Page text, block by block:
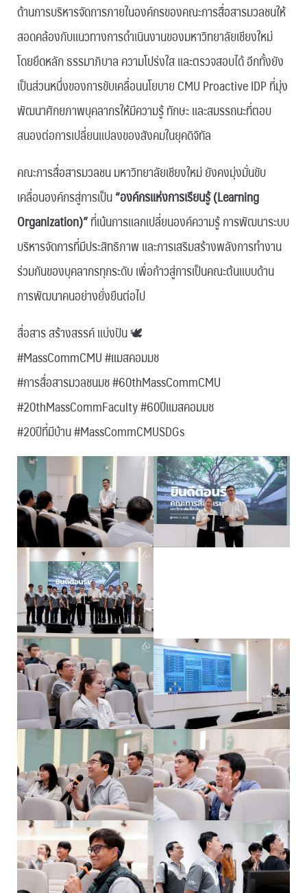
ด้านการบริหารจัดการภายในองค์กรของคณะการสื่อสารมวลชนให้
สอดคล้องกับแนวทางการดำเนินงานของมหาวิทยาลัยเชียงใหม่
โดยยึดหลัก ธรรมาภิบาล ความโปร่งใส และตรวจสอบได้ อีกทั้งยัง
เป็นส่วนหนึ่งของการขับเคลื่อนนโยบาย CMU Proactive IDP ที่มุ่ง
พัฒนาศักยภาพบุคลากรให้มีความรู้ ทักษะ และสมรรถนะที่ตอบ
สนองต่อการเปลี่ยนแปลงของสังคมในยุคดิจิทัล
คณะการสื่อสารมวลชน มหาวิทยาลัยเชียงใหม่ ยังคงมุ่งมั่นขับ
เคลื่อนองค์กรสู่การเป็น“องค์กรแห่งการเรียนรู้ (Learning
Organization)”ที่เน้นการแลกเปลี่ยนองค์ความรู้ การพัฒนาระบบ
บริหารจัดการที่มีประสิทธิภาพ และการเสริมสร้างพลังการทำงาน
ร่วมกันของบุคลากรทุกระดับ เพื่อก้าวสู่การเป็นคณะต้นแบบด้าน
การพัฒนาคนอย่างยั่งยืนต่อไป
สื่อสาร สร้างสรรค์ แบ่งปัน 🕊
#MassCommCMU #แมสคอมมช
#การสื่อสารมวลชนมช #60thMassCommCMU
#20thMassCommFaculty #60ปีแมสคอมมช
#20ปีที่มีบ้าน #MassCommCMUSDGs